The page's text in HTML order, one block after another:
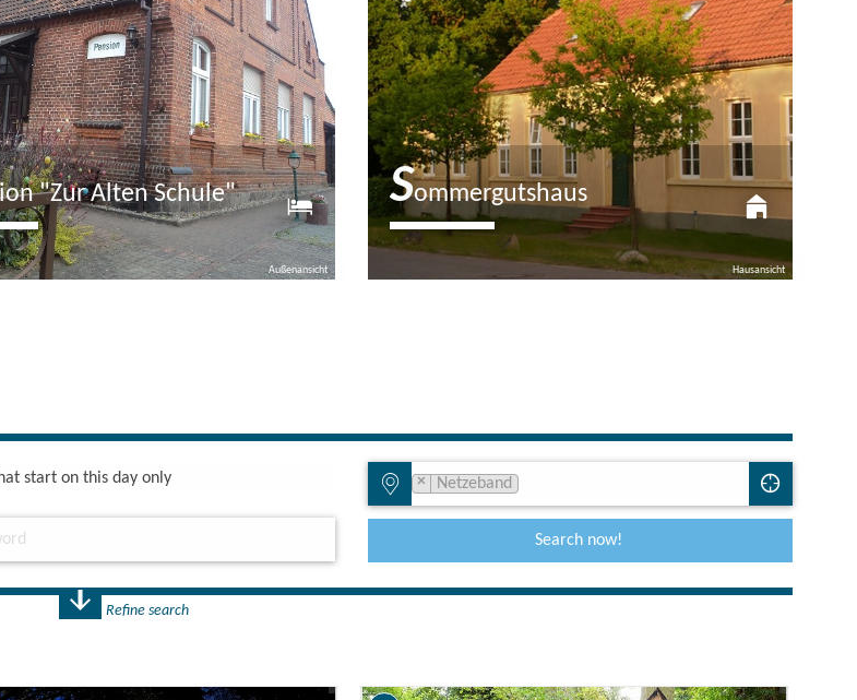
"Zur Alten Schule"
the guesthouse “Zur Alten Schule” in
The guesthouse “Zur Alten Schule”
Außenansicht
Sommergutshaus
The modernized vacation apartments in the historic
Sommergutshaus Netzeband combine a modern
Hausansicht
start on this day only × Netzeband
Search now!
Refine search